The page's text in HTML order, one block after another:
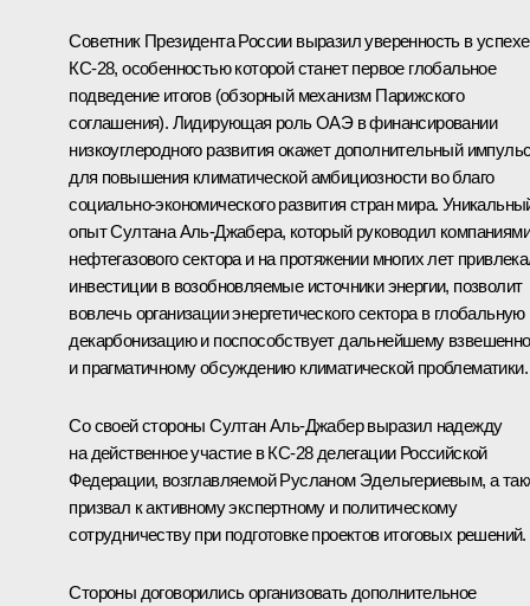
Советник Президента России выразил уверенность в успехе
КС-28, особенностью которой станет первое глобальное
подведение итогов (обзорный механизм Парижского
соглашения). Лидирующая роль ОАЭ в финансировании
низкоуглеродного развития окажет дополнительный
для повышения климатической амбициозности во благо
социально-экономического развития стран мира.
опыт Султана Аль-Джабера, который руководил компаниями
нефтегазового сектора и на протяжении многих лет
инвестиции в возобновляемые источники энергии, позволит
вовлечь организации энергетического сектора в глобальную
декарбонизацию и поспособствует дальнейшему
и прагматичному обсуждению климатической проблематики.
Со своей стороны Султан Аль-Джабер выразил надежду
на действенное участие в КС-28 делегации Российской
Федерации, возглавляемой Русланом Эдельгериевым, а
призвал к активному экспертному и политическому
сотрудничеству при подготовке проектов итоговых решений.
Стороны договорились организовать дополнительное